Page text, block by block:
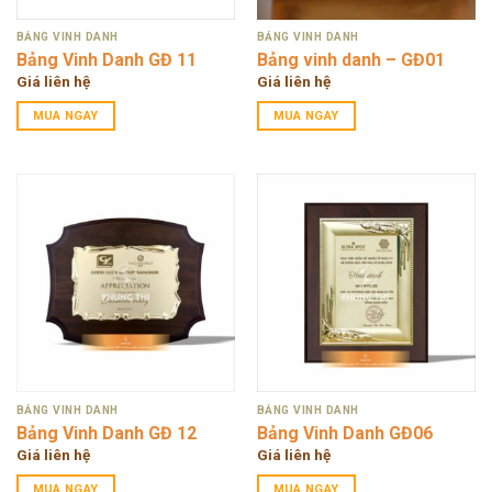
BẢNG VINH DANH
Bảng Vinh Danh GĐ 11
Giá liên hệ
MUA NGAY
BẢNG VINH DANH
Bảng vinh danh – GĐ01
Giá liên hệ
MUA NGAY
BẢNG VINH DANH
Bảng Vinh Danh GĐ 12
Giá liên hệ
BẢNG VINH DANH
Bảng Vinh Danh GĐ06
Giá liên hệ